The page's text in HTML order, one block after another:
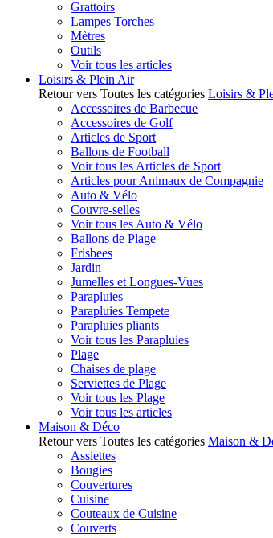
Grattoirs
Lampes Torches
Mètres
Outils
Voir tous les articles
Loisirs & Plein Air
Retour vers Toutes les catégories Loisirs &
Accessoires de Barbecue
Accessoires de Golf
Articles de Sport
Ballons de Football
Voir tous les Articles de Sport
Articles pour Animaux de Compagnie
Auto & Vélo
Couvre-selles
Voir tous les Auto & Vélo
Ballons de Plage
Frisbees
Jardin
Jumelles et Longues-Vues
Parapluies
Parapluies Tempete
Parapluies pliants
Voir tous les Parapluies
Plage
Chaises de plage
Serviettes de Plage
Voir tous les Plage
Voir tous les articles
Maison & Déco
Retour vers Toutes les catégories Maison &
Assiettes
Bougies
Couvertures
Cuisine
Couteaux de Cuisine
Couverts